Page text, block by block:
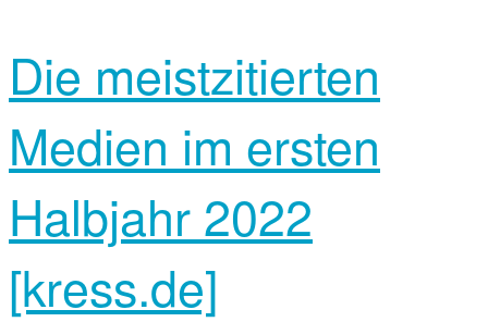
Die meistzitierten
Medien im ersten
Halbjahr 2022
[kress.de]